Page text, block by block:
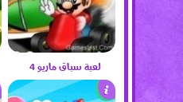
لعبة سباق ماريو 4